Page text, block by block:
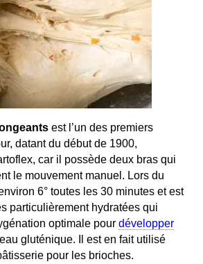
est l’un des premiers
datant du début de 1900,
car il possède deux bras qui
le mouvement manuel. Lors du
6° toutes les 30 minutes et est
particulièrement hydratées qui
optimale pour développer
gluténique. Il est en fait utilisé
pour les brioches.